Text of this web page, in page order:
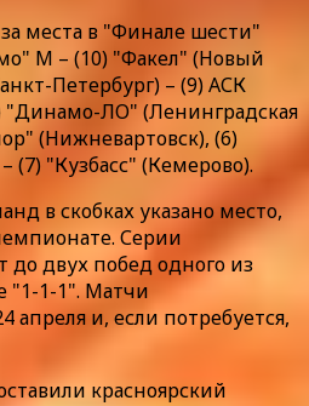
места в "Финале шести"
М – (10) "Факел" (Новый
Петербург) – (9) АСК
ЛО" (Ленинградская
(Нижневартовск), (6)
(7) "Кузбасс" (Кемерово).
в скобках указано место,
Серии
двух побед одного из
"1-1-1". Матчи
апреля и, если потребуется,
красноярский